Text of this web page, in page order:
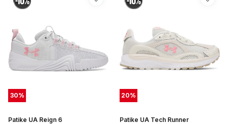
30%
Patike UA Reign 6
20%
Patike UA Tech Runner